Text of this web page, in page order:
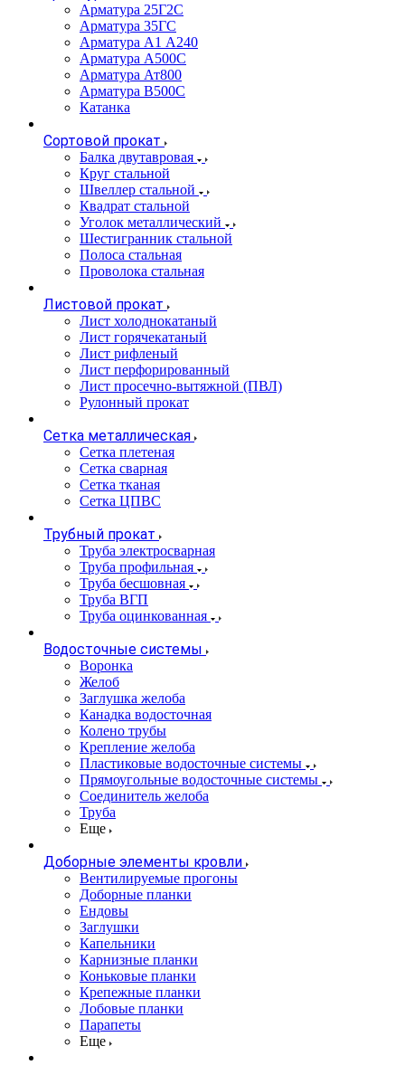
Арматура 25Г2С
Арматура 35ГС
Арматура А1 А240
Арматура А500С
Арматура Ат800
Арматура В500С
Катанка
Сортовой прокат
Балка двутавровая
Круг стальной
Швеллер стальной
Квадрат стальной
Уголок металлический
Шестигранник стальной
Полоса стальная
Проволока стальная
Листовой прокат
Лист холоднокатаный
Лист горячекатаный
Лист рифленый
Лист перфорированный
Лист просечно-вытяжной (ПВЛ)
Рулонный прокат
Сетка металлическая
Сетка плетеная
Сетка сварная
Сетка тканая
Сетка ЦПВС
Трубный прокат
Труба электросварная
Труба профильная
Труба бесшовная
Труба ВГП
Труба оцинкованная
Водосточные системы
Воронка
Желоб
Заглушка желоба
Канадка водосточная
Колено трубы
Крепление желоба
Пластиковые водосточные системы
Прямоугольные водосточные системы
Соединитель желоба
Труба
Еще
Доборные элементы кровли
Вентилируемые прогоны
Доборные планки
Ендовы
Заглушки
Капельники
Карнизные планки
Коньковые планки
Крепежные планки
Лобовые планки
Парапеты
Еще